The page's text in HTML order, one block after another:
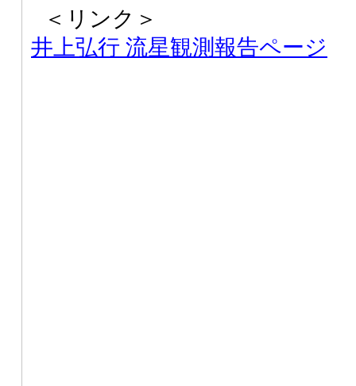
＜リンク＞
井上弘行 流星観測報告ページ